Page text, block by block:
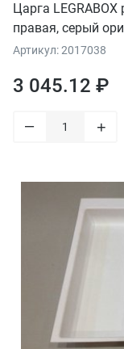
Царга
правая, серый
Артикул: 2017038
3 045.12 ₽
– +